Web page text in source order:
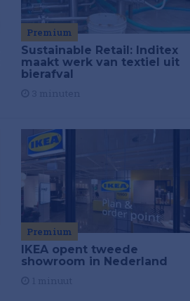
Premium
Sustainable Retail: Inditex
maakt werk van textiel uit
bierafval
Premium
IKEA opent tweede
showroom in Nederland